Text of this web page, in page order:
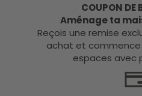
COUPON DE
Aménage ta
Reçois une remise
achat et
espaces avec